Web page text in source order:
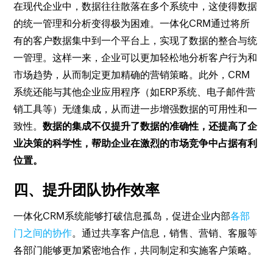
在现代企业中，数据往往散落在多个系统中，这使得数据
的统一管理和分析变得极为困难。一体化CRM通过将所
有的客户数据集中到一个平台上，实现了数据的整合与统
一管理。这样一来，企业可以更加轻松地分析客户行为和
市场趋势，从而制定更加精确的营销策略。此外，CRM
系统还能与其他企业应用程序（如ERP系统、电子邮件营
销工具等）无缝集成，从而进一步增强数据的可用性和一
致性。数据的集成不仅提升了数据的准确性，还提高了企
业决策的科学性，帮助企业在激烈的市场竞争中占据有利
位置。
四、提升团队协作效率
一体化CRM系统能够打破信息孤岛，促进企业内部各部
门之间的协作。通过共享客户信息，销售、营销、客服等
各部门能够更加紧密地合作，共同制定和实施客户策略。